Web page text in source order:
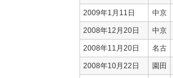
2009年1月11日 中京
2008年12月20日 中京
2008年11月20日 名古
2008年10月22日 園田